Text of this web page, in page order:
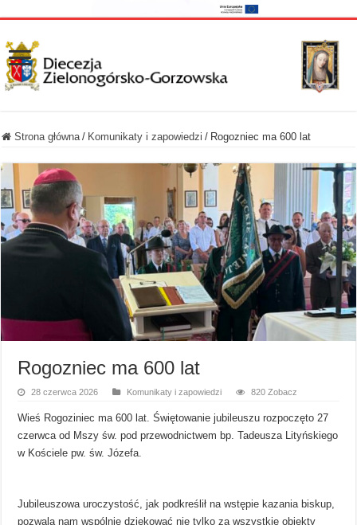
Strona główna / Komunikaty i zapowiedzi / Rogozniec ma 600 lat
Rogozniec ma 600 lat
28 czerwca 2026 Komunikaty i zapowiedzi 820 Zobacz
Wieś Rogoziniec ma 600 lat. Świętowanie jubileuszu rozpoczęto 27
czerwca od Mszy św. pod przewodnictwem bp. Tadeusza Lityńskiego
w Kościele pw. św. Józefa.
Jubileuszowa uroczystość, jak podkreślił na wstępie kazania biskup,
pozwala nam wspólnie dziękować nie tylko za wszystkie obiekty